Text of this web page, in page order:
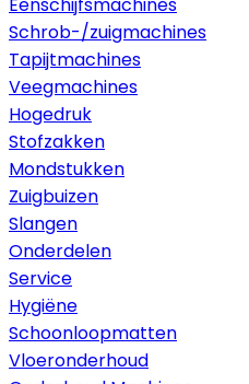
Schrob-/zuigmachines
Tapijtmachines
Veegmachines
Hogedruk
Stofzakken
Mondstukken
Zuigbuizen
Slangen
Onderdelen
Service
Hygiëne
Schoonloopmatten
Vloeronderhoud